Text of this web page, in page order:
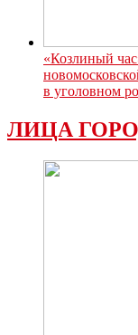
«Козлиный
в уголовном
ЛИЦА